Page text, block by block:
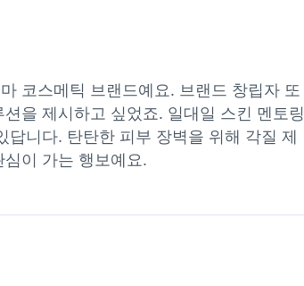
코스메틱 브랜드예요. 브랜드 창립자 또
을 제시하고 싶었죠. 일대일 스킨 멘토링
니다. 탄탄한 피부 장벽을 위해 각질 제
이 가는 행보예요.